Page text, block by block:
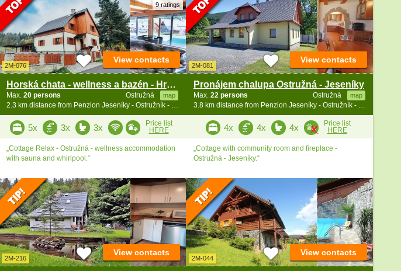
9 ratings
2M-076
Horská chata - wellness a bazén - Hrubý Jeseník
Ostružná map
Max. 20 persons
2.3 km distance from Penzion Jeseníky - Ostružník - Petříkov - Ramzová
View contacts
5x 3x 3x
Price list
HERE
„Cottage Relax - Ostružná - wellness accommodation
with sauna and whirlpool.“
2M-081
Pronájem chalupa Ostružná - Jeseníky
Ostružná map
Max. 22 persons
3.8 km distance from Penzion Jeseníky - Ostružník - Petříkov - Ramzová
View contacts
4x 4x 4x
Price list
HERE
„Cottage with community room and fireplace -
Ostružná - Jeseníky.“
2M-216
View contacts
2M-044
View contacts